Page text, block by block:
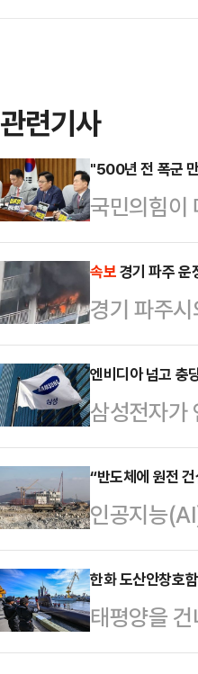
관련기사
"500년 전 폭군
국민의힘이
하며 헌법
를 추진하
의에서 "조
을 베는 칼
하리라'는
격했다.정
에서 '온라
속보경기 파주 운
경기 파주
국에 따르
리 아파트
관련 신고
국은 대응 1
근 3~7개
은 불을 모
엔비디아 넘고
삼성전자가
갈아치웠다
육박하는
교하면 엔
준 잠정실
시했다. 전
다.직전 분
서 …
“반도체에 원전
인공지능
먹거리 찾
데다, 데이
물리면서
계에 따르
한화 도산안창호
태평양을
현장 초청